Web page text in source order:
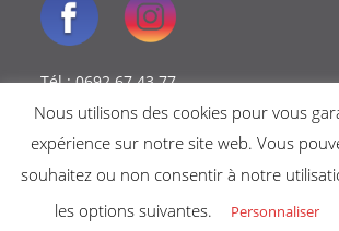
Tél : 0692 67 43 77
Copyright 2018 - Cheminées reunion -Mentions
Nous utilisons des cookies pour vous
expérience sur notre site web. Vous
souhaitez ou non consentir à notre
les options suivantes.
Personnaliser